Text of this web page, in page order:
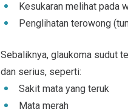
Kesukaran melihat pada
Penglihatan terowong
Sebaliknya, glaukoma sudut
dan serius, seperti:
Sakit mata yang teruk
Mata merah